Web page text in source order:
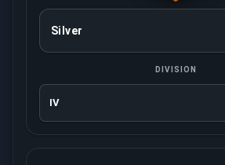
DIVISION